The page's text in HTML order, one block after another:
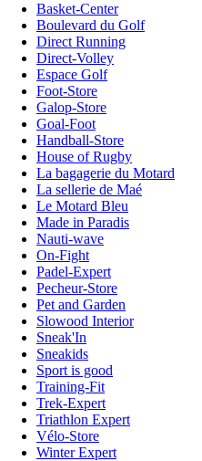
Basket-Center
Boulevard du Golf
Direct Running
Direct-Volley
Espace Golf
Foot-Store
Galop-Store
Goal-Foot
Handball-Store
House of Rugby
La bagagerie du Motard
La sellerie de Maé
Le Motard Bleu
Made in Paradis
Nauti-wave
On-Fight
Padel-Expert
Pecheur-Store
Pet and Garden
Slowood Interior
Sneak'In
Sneakids
Sport is good
Training-Fit
Trek-Expert
Triathlon Expert
Vélo-Store
Winter Expert